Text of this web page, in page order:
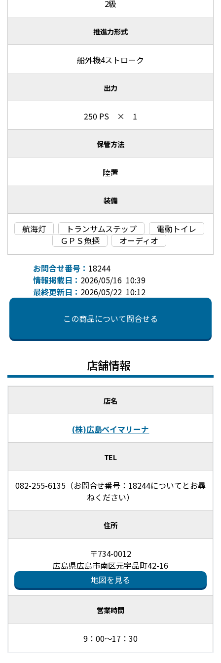
2級
推進力形式
船外機4ストローク
出力
250 PS × 1
保管方法
陸置
装備
航海灯 トランサムステップ
電動トイレ
ＧＰＳ魚探
オーディオ
お問合せ番号： 18244
情報掲載日： 2026/05/16 10:39
最終更新日： 2026/05/22 10:12
この商品について問合せる
店舗情報
店名
(株)広島ベイマリーナ
TEL
082-255-6135（お問合せ番号：18244についてとお尋
ねください）
住所
〒734-0012
広島県広島市南区元宇品町42-16
地図を見る
営業時間
9：00～17：30